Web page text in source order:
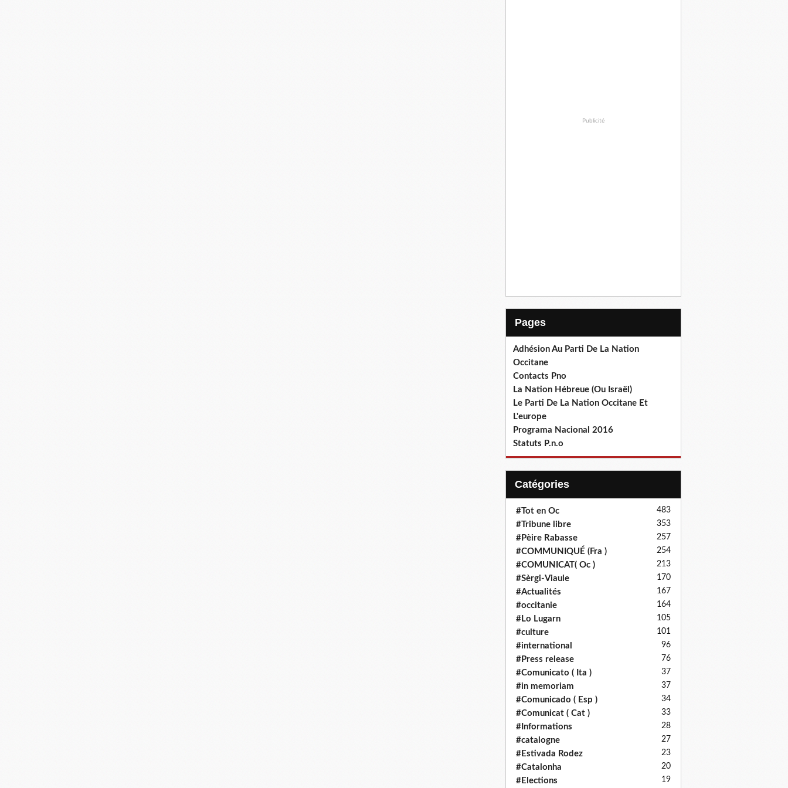
Publicité
Pages
Adhésion Au Parti De La Nation
Occitane
Contacts Pno
La Nation Hébreue (Ou Israël)
Le Parti De La Nation Occitane Et
L'europe
Programa Nacional 2016
Statuts P.n.o
Catégories
#Tot en Oc 483
#Tribune libre 353
#Pèire Rabasse 257
#COMMUNIQUÉ (Fra ) 254
#COMUNICAT( Oc ) 213
#Sèrgi-Viaule 170
#Actualités 167
#occitanie 164
#Lo Lugarn 105
#culture 101
#international 96
#Press release 76
#Comunicato ( Ita ) 37
#in memoriam 37
#Comunicado ( Esp ) 34
#Comunicat ( Cat ) 33
#Informations 28
#catalogne 27
#Estivada Rodez 23
#Catalonha 20
#Elections 19